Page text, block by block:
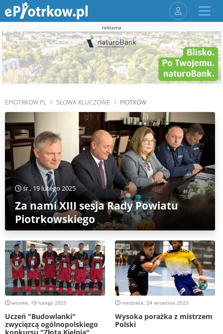
reklama
EPIOTRKOW.PL SŁOWA KLUCZOWE PIOTKÓW
śr., 19 lutego 2025
Za nami XIII sesja Rady Powiatu
Piotrkowskiego
wtorek, 18 lutego 2025
Uczeń "Budowlanki"
zwycięzcą ogólnopolskiego
niedziela, 24 września 2023
Wysoka porażka z mistrzem
Polski